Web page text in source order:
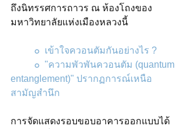
ถึงนิทรรศการถาวร ณ ห้องโถงของ
มหาวิทยาลัยแห่งเมืองหลวงนี้
๐ เข้าใจควอนตัมกันอย่างไร ?
๐ "ความพัวพันควอนตัม (quantum
entanglement)" ปรากฏการณ์เหนือ
สามัญสำนึก
การจัดแสดงรอบขอบอาคารออกแบบได้